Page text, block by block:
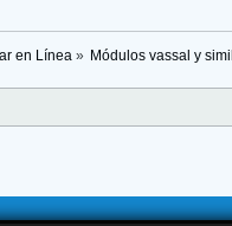
en Línea » Módulos vassal y